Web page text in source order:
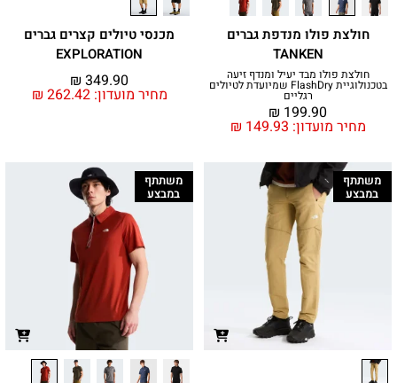
חולצת פולו מנדפת גברים
TANKEN
חולצת פולו מבד יעיל ומנדף זיעה
בטכנולוגיית FlashDry שמיועדת לטיולים
רגליים
מחיר מועדון: ₪ 149.93
₪ 199.90
מכנסי טיולים קצרים גברים
EXPLORATION
מחיר מועדון: ₪ 262.42
₪ 349.90
משתתף
במבצע
משתתף
במבצע